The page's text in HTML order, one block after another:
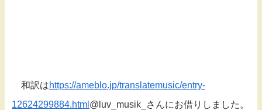
和訳はhttps://ameblo.jp/translatemusic/entry-
12624299884.html @luv_musik_さんにお借りしました。